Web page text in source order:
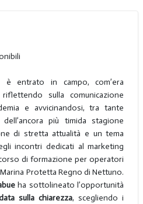
entrato in campo, com’era
sulla comunicazione
e avvicinandosi, tra tante
più timida stagione
di stretta attualità e un tema
incontri dedicati al marketing
di formazione per operatori
Protetta Regno di Nettuno.
ha sottolineato l’opportunità
sulla chiarezza, scegliendo i